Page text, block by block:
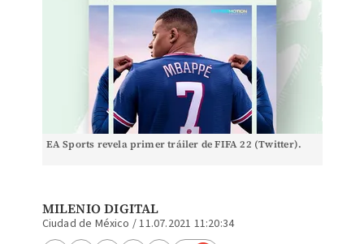
EA Sports revela primer tráiler de FIFA 22 (Twitter).
MILENIO DIGITAL
Ciudad de México /11.07.2021 11:20:34